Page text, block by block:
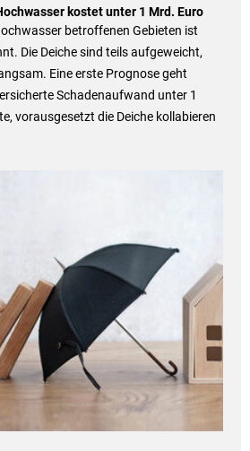
kostet unter 1 Mrd. Euro
betroffenen Gebieten ist
Die Deiche sind teils aufgeweicht,
Eine erste Prognose geht
Schadenaufwand unter 1
vorausgesetzt die Deiche kollabieren